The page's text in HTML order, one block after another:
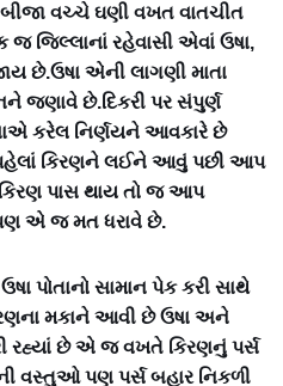
વચ્ચે ઘણી વખત વાતચીત
જિલ્લાનાં રહેવાસી એવાં ઉષા,
છે.ઉષા એની લાગણી માતા
જણાવે છે.દિકરી પર સંપુર્ણ
કરેલ નિર્ણયને આવકારે છે
પહેલાં કિરણને લઈને આવું પછી આપ
કિરણ પાસ થાય તો જ આપ
પણ એ જ મત ધરાવે છે.
પોતાનો સામાન પેક કરી સાથે
મકાને આવી છે ઉષા અને
રહ્યાં છે એ જ વખતે કિરણનું પર્સ
વસ્તુઓ પણ પર્સ બહાર નિકળી